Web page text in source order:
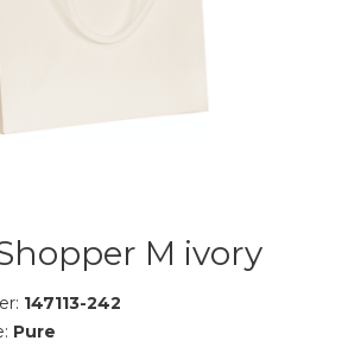
M ivory
147113-242
Pure